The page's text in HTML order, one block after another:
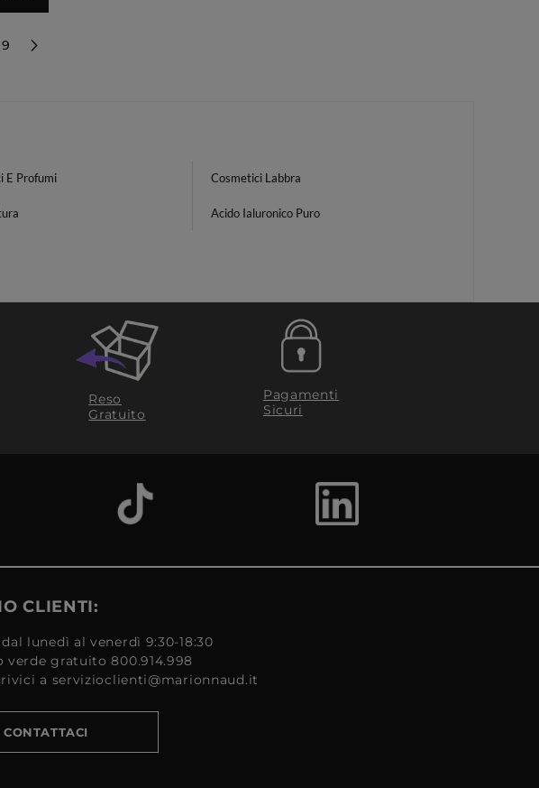
9
E Profumi Cosmetici Labbra
Acido Ialuronico Puro
Reso
Gratuito
Pagamenti
Sicuri
CLIENTI:
lunedì al venerdì 9:30-18:30
verde gratuito 800.914.998
a servizioclienti@marionnaud.it
CONTATTACI